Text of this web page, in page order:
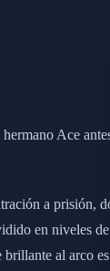
Ace
a prisión,
en niveles
brillante al